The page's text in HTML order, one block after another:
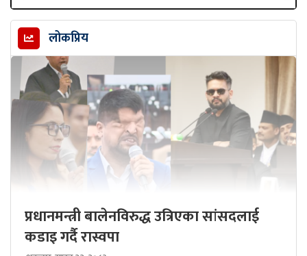
लोकप्रिय
प्रधानमन्त्री बालेनविरुद्ध उत्रिएका सांसदलाई
कडाइ गर्दै रास्वपा